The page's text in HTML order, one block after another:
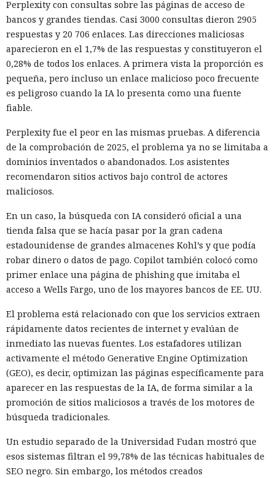
Perplexity con consultas sobre las páginas de acceso de
bancos y grandes tiendas. Casi 3000 consultas dieron 2905
respuestas y 20 706 enlaces. Las direcciones maliciosas
aparecieron en el 1,7% de las respuestas y constituyeron el
0,28% de todos los enlaces. A primera vista la proporción es
pequeña, pero incluso un enlace malicioso poco frecuente
es peligroso cuando la IA lo presenta como una fuente
fiable.
Perplexity fue el peor en las mismas pruebas. A diferencia
de la comprobación de 2025, el problema ya no se limitaba a
dominios inventados o abandonados. Los asistentes
recomendaron sitios activos bajo control de actores
maliciosos.
En un caso, la búsqueda con IA consideró oficial a una
tienda falsa que se hacía pasar por la gran cadena
estadounidense de grandes almacenes Kohl’s y que podía
robar dinero o datos de pago. Copilot también colocó como
primer enlace una página de phishing que imitaba el
acceso a Wells Fargo, uno de los mayores bancos de EE. UU.
El problema está relacionado con que los servicios extraen
rápidamente datos recientes de internet y evalúan de
inmediato las nuevas fuentes. Los estafadores utilizan
activamente el método Generative Engine Optimization
(GEO), es decir, optimizan las páginas específicamente para
aparecer en las respuestas de la IA, de forma similar a la
promoción de sitios maliciosos a través de los motores de
búsqueda tradicionales.
Un estudio separado de la Universidad Fudan mostró que
esos sistemas filtran el 99,78% de las técnicas habituales de
SEO negro. Sin embargo, los métodos creados